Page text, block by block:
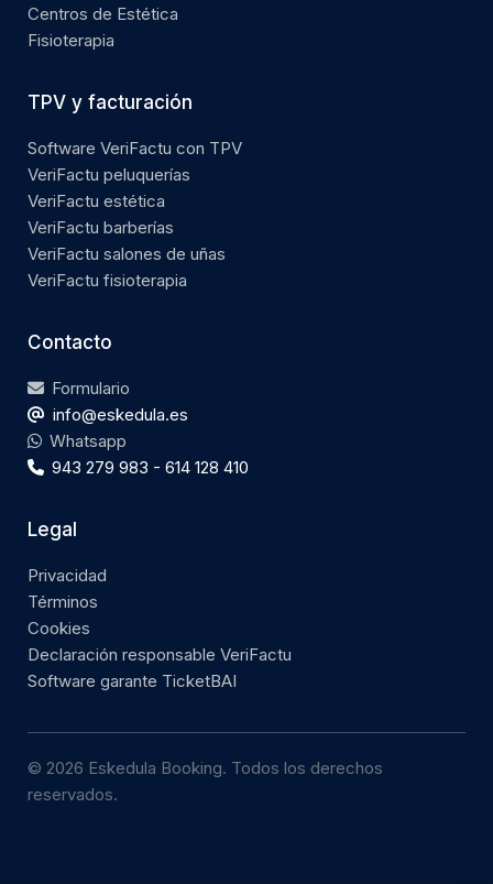
Centros de Estética
Fisioterapia
TPV y facturación
Software VeriFactu con TPV
VeriFactu peluquerías
VeriFactu estética
VeriFactu barberías
VeriFactu salones de uñas
VeriFactu fisioterapia
Contacto
Formulario
info@eskedula.es
Whatsapp
943 279 983 - 614 128 410
Legal
Privacidad
Términos
Cookies
Declaración responsable VeriFactu
Software garante TicketBAI
© 2026 Eskedula Booking. Todos los derechos
reservados.